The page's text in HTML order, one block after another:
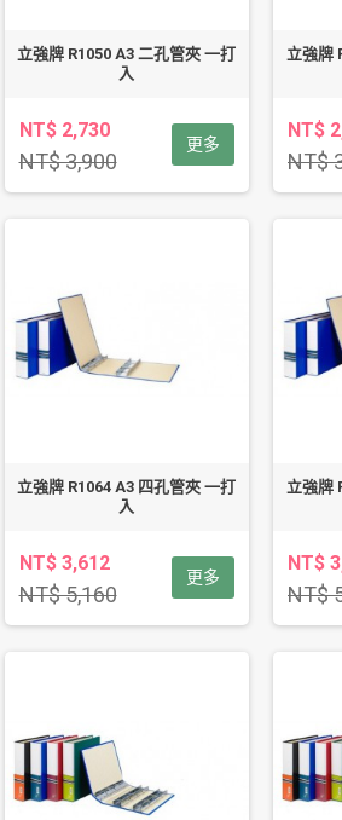
立強牌 R1050 A3 二孔管夾 一打
入
NT$ 2,730
NT$ 3,900
更多
立強牌
NT$
NT$
立強牌 R1064 A3 四孔管夾 一打
入
NT$ 3,612
NT$ 5,160
更多
立強牌
NT$
NT$